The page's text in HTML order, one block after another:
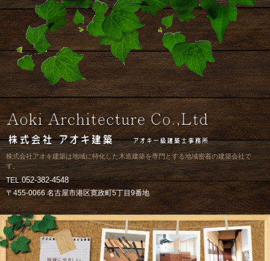
株式会社アオキ建築は地域に特化した木造建築を専門とする地域密着の建築会社で
す。
TEL.052-382-4548
〒455-0066 名古屋市港区寛政町5丁目9番地